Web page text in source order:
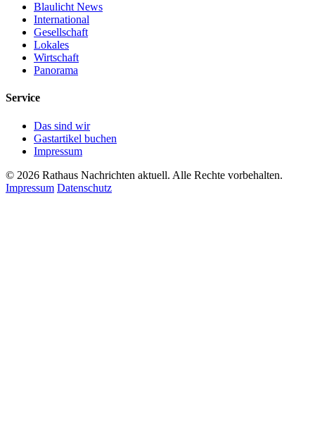
Blaulicht News
International
Gesellschaft
Lokales
Wirtschaft
Panorama
Service
Das sind wir
Gastartikel buchen
Impressum
© 2026 Rathaus Nachrichten aktuell. Alle Rechte vorbehalten.
Impressum Datenschutz